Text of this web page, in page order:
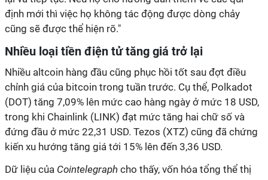
định mới thì việc họ không tác động được dòng chảy
cũng sẽ được thể hiện rõ."
Nhiều loại tiền điện tử tăng giá trở lại
Nhiều altcoin hàng đầu cũng phục hồi tốt sau đợt điều
chỉnh giá của bitcoin trong tuần trước. Cụ thể, Polkadot
(DOT) tăng 7,09% lên mức cao hàng ngày ở mức 18 USD,
trong khi Chainlink (LINK) đạt mức tăng hai chữ số và
đứng đầu ở mức 22,31 USD. Tezos (XTZ) cũng đã chứng
kiến xu hướng tăng giá tới 15% lên đến 3,36 USD.
Dữ liệu của Cointelegraph cho thấy, vốn hóa tổng thể thị